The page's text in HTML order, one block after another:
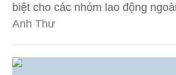
biệt cho các nhóm lao động
Anh Thư